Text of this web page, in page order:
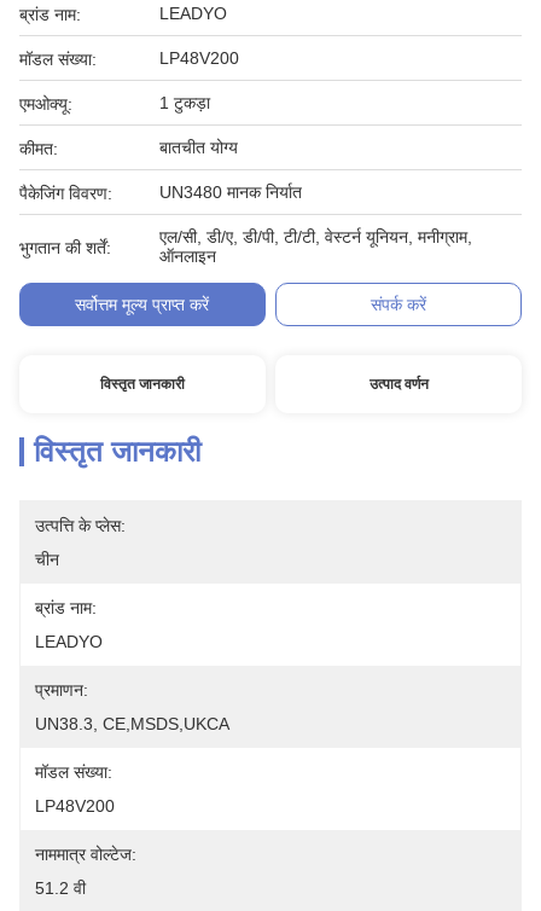
ब्रांड नाम: LEADYO
मॉडल संख्या: LP48V200
एमओक्यू: 1 टुकड़ा
कीमत: बातचीत योग्य
पैकेजिंग विवरण: UN3480 मानक निर्यात
भुगतान की शर्तें:
एल/सी, डी/ए, डी/पी, टी/टी, वेस्टर्न यूनियन, मनीग्राम,
ऑनलाइन
सर्वोत्तम मूल्य प्राप्त करें संपर्क करें
विस्तृत जानकारी उत्पाद वर्णन
विस्तृत जानकारी
उत्पत्ति के प्लेस:
चीन
ब्रांड नाम:
LEADYO
प्रमाणन:
UN38.3, CE,MSDS,UKCA
मॉडल संख्या:
LP48V200
नाममात्र वोल्टेज:
51.2 वी